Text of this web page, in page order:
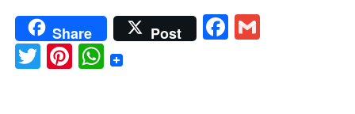
Share Post Facebook
Twitter
Pinterest
WhatsApp